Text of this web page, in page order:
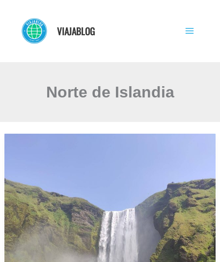
contenido
VIAJABLOG
Norte de Islandia